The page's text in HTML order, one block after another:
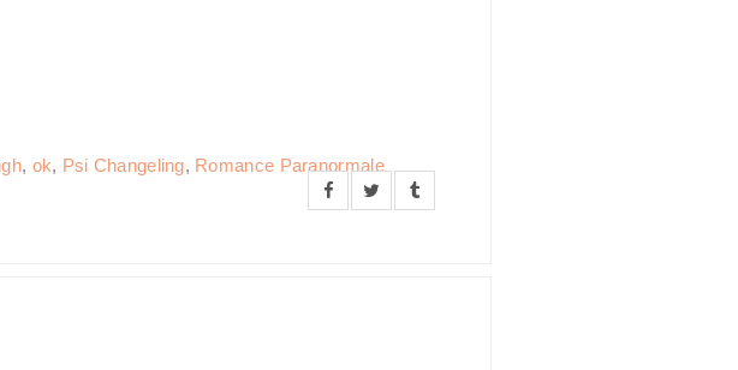
, ok, Psi Changeling, Romance Paranormale